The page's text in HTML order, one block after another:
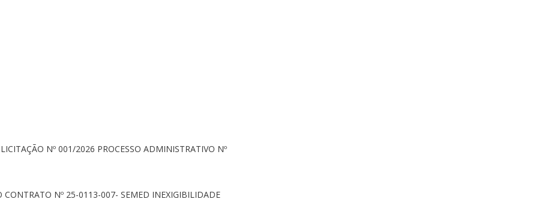
Nº 001/2026 PROCESSO ADMINISTRATIVO Nº
Nº 25-0113-007- SEMED INEXIGIBILIDADE